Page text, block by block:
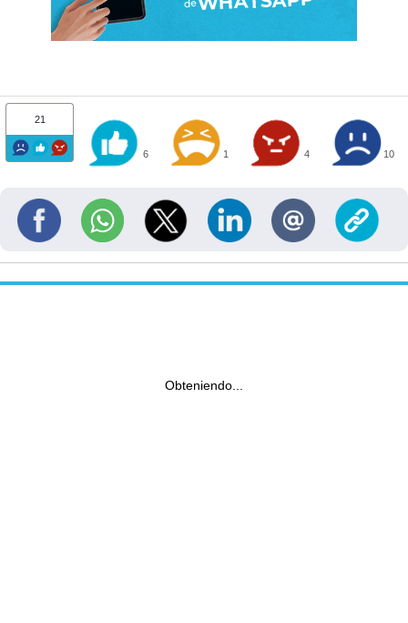
21
6 1 4 10
Obteniendo...